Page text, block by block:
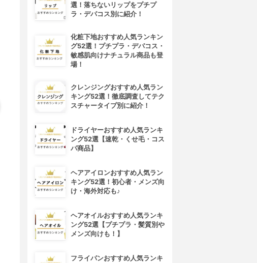
選！落ちないリップをプチプ
ラ・デパコス別に紹介！
化粧下地おすすめ人気ランキン
グ52選！プチプラ・デパコス・
敏感肌向けナチュラル商品も登
場！
クレンジングおすすめ人気ラン
キング52選！徹底調査してテク
スチャータイプ別に紹介！
ドライヤーおすすめ人気ランキ
ング52選【速乾・くせ毛・コス
パ商品】
ヘアアイロンおすすめ人気ラン
キング52選！初心者・メンズ向
け・海外対応も♪
ヘアオイルおすすめ人気ランキ
ング52選【プチプラ・髪質別や
メンズ向けも！】
フライパンおすすめ人気ランキ